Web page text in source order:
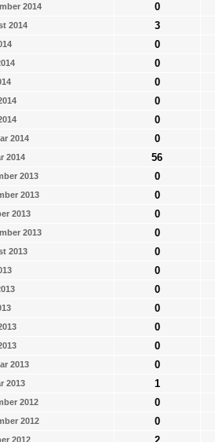
2014 0
2014 3
0
0
0
0
0
2014 0
2014 56
2013 0
2013 0
2013 0
2013 0
2013 0
0
0
0
0
0
2013 0
2013 1
2012 0
2012 0
2012